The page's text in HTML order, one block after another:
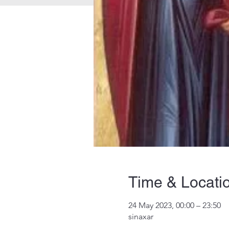
Time &
24 May 2023, 00:00 – 23:50
sinaxar